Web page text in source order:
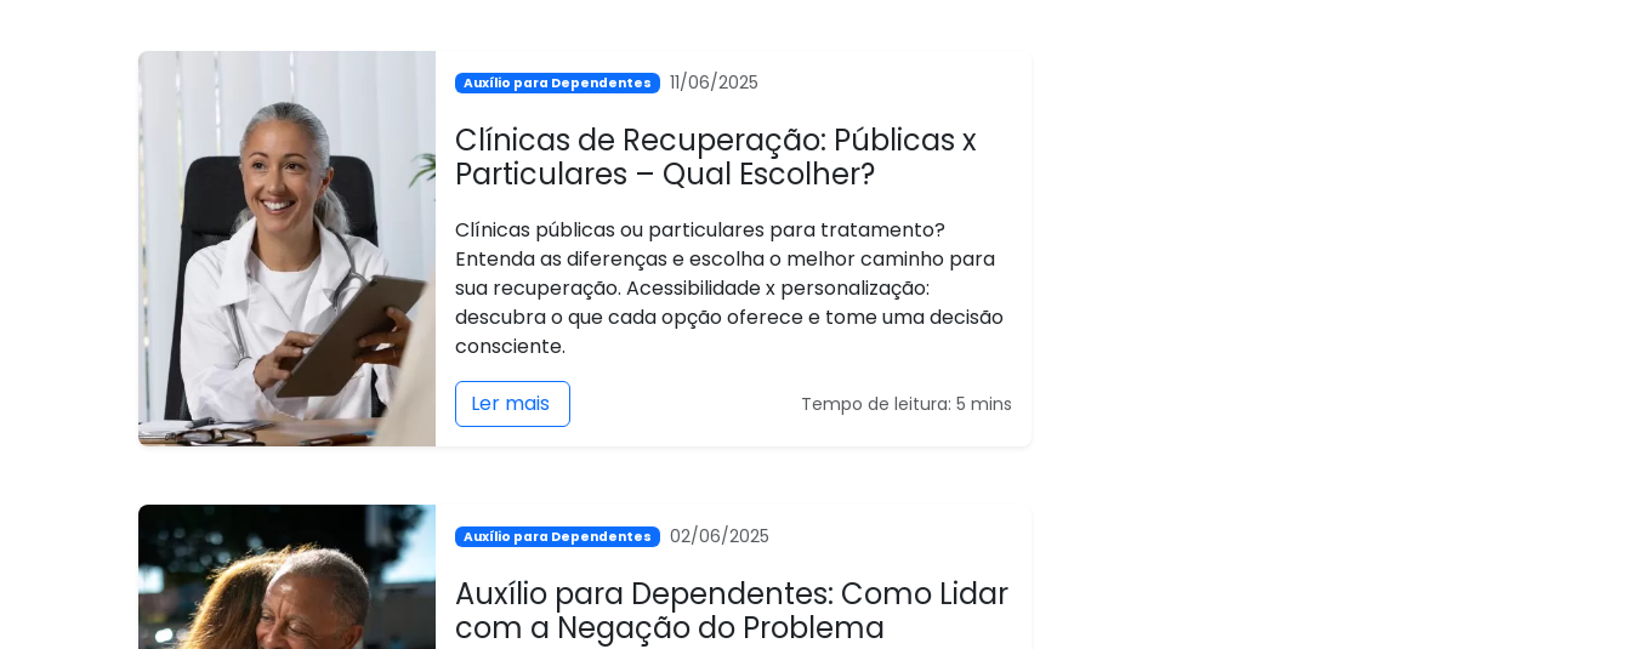
Auxílio para Dependentes 11/06/2025
Clínicas de Recuperação: Públicas x
Particulares – Qual Escolher?
Clínicas públicas ou particulares para tratamento?
Entenda as diferenças e escolha o melhor caminho para
sua recuperação. Acessibilidade x personalização:
descubra o que cada opção oferece e tome uma decisão
consciente.
Ler mais Tempo de leitura: 5 mins
Auxílio para Dependentes 02/06/2025
Auxílio para Dependentes: Como Lidar
com a Negação do Problema